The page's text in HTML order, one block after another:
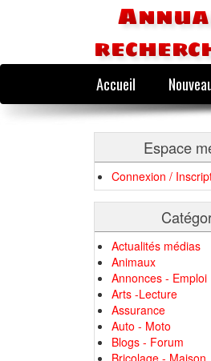
Accueil
Espace
Connexion /
Actualités médias
Animaux
Annonces - Emploi
Arts -Lecture
Assurance
Auto - Moto
Blogs - Forum
Bricolage - Maison